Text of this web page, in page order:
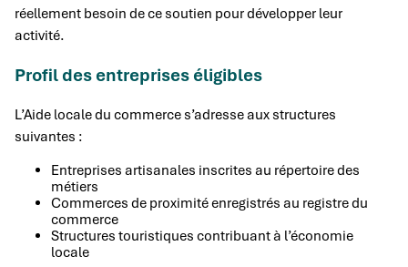
réellement besoin de ce soutien pour développer leur
activité.
Profil des entreprises éligibles
L’Aide locale du commerce s’adresse aux structures
suivantes :
Entreprises artisanales inscrites au répertoire des
métiers
Commerces de proximité enregistrés au registre du
commerce
Structures touristiques contribuant à l’économie
locale